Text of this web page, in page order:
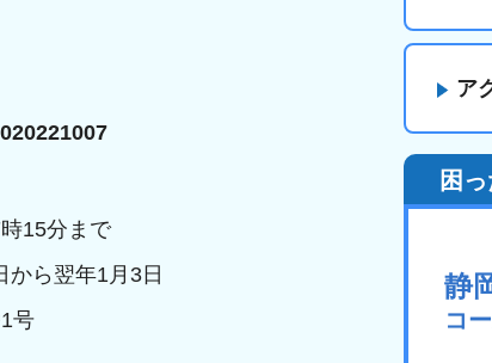
15分まで
から翌年1月3日
号
ア
困
静
コ